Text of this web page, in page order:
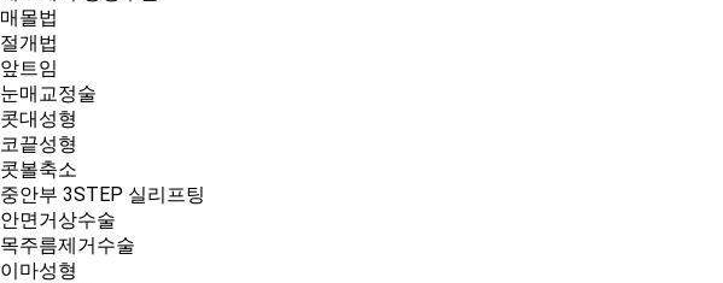
매몰법
절개법
앞트임
눈매교정술
콧대성형
코끝성형
콧볼축소
중안부 3STEP 실리프팅
안면거상수술
목주름제거수술
이마성형